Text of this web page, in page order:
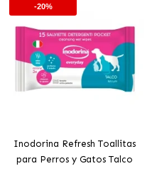
-20%
Inodorina Refresh Toallitas
para Perros y Gatos Talco